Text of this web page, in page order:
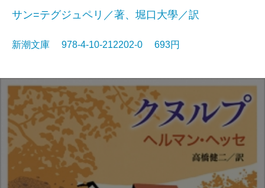
サン=テグジュペリ／著、堀口大學／訳
新潮文庫 978-4-10-212202-0 693円